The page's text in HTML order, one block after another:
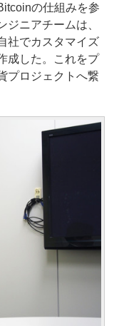
の仕組みを参
ニアチームは、
社でカスタマイズ
成した。これをプ
プロジェクトへ繋